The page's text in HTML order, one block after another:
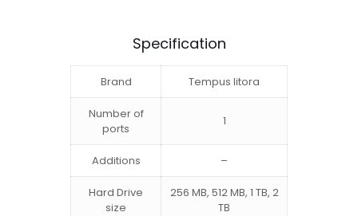
Specification
Brand Tempus litora
Number of
ports
1
Additions –
Hard Drive
size
256 MB, 512 MB, 1 TB, 2
TB